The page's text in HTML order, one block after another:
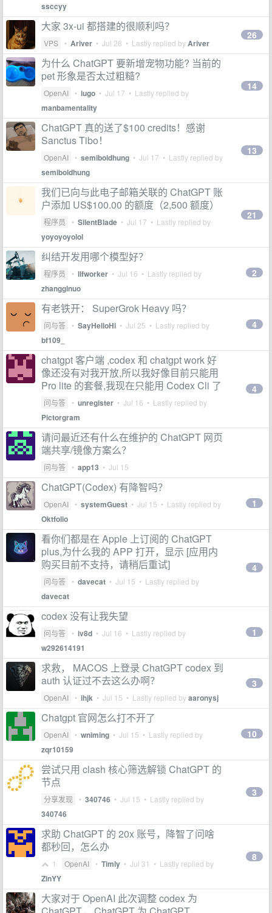
ssccyy
大家 3x-ui 都搭建的很顺利吗？
VPS • Ariver • Jul 28 • Lastly replied byAriver
26
为什么 ChatGPT 要新增宠物功能? 当前的
pet 形象是否太过粗糙?
OpenAI • iugo • Jul 17 • Lastly replied by
manbamentality
14
ChatGPT 真的送了$100 credits！感谢
Sanctus Tibo！
OpenAI • semiboldhung • Jul 17 • Lastly replied by
semiboldhung
13
我们已向与此电子邮箱关联的 ChatGPT 账
户添加 US$100.00 的额度（2,500 额度）
程序员 • SilentBlade • Jul 17 • Lastly replied by
yoyoyoyolol
21
纠结开发用哪个模型好？
程序员 • llfworker • Jul 16 • Lastly replied by
zhangglnuo
2
有老铁开： SuperGrok Heavy 吗？
问与答 • SayHelloHi • Jul 25 • Lastly replied by
bf109_
4
chatgpt 客户端 ,codex 和 chatgpt work 好
像还没有对我开放,所以我好像目前只能用
Pro lite 的套餐,我现在只能用 Codex Cli 了
问与答 • unregister • Jul 16 • Lastly replied by
Pictorgram
4
请问最近还有什么在维护的 ChatGPT 网页
端共享/镜像方案么？
问与答 • app13 • Jul 15
ChatGPT(Codex) 有降智吗？
OpenAI • systemGuest • Jul 15 • Lastly replied by
Oktfolio
1
看你们都是在 Apple 上订阅的 ChatGPT
plus,为什么我的 APP 打开，显示 [应用内
购买目前不支持，请稍后重试]
问与答 • davecat • Jul 15 • Lastly replied by
davecat
4
codex 没有让我失望
问与答 • iv8d • Jul 16 • Lastly replied by
w292614191
1
求救， MACOS 上登录 ChatGPT codex 到
auth 认证过不去这么办啊？
OpenAI • ihjk • Jul 15 • Lastly replied byaaronysj
3
Chatgpt 官网怎么打不开了
OpenAI • wniming • Jul 15 • Lastly replied by
zqr10159
10
尝试只用 clash 核心筛选解锁 ChatGPT 的
节点
分享发现 • 340746 • Jul 15 • Lastly replied by
340746
3
求助 ChatGPT 的 20x 账号，降智了问啥
都秒回，怎么办
1 OpenAI • Timly • Jul 31 • Lastly replied by
ZinYY
8
大家对于 OpenAI 此次调整 codex 为